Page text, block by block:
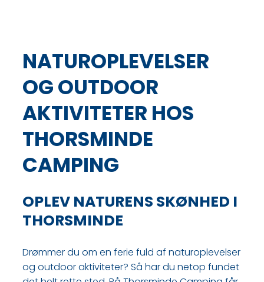
NATUROPLEVELSER
OG OUTDOOR
AKTIVITETER HOS
THORSMINDE
CAMPING
OPLEV NATURENS SKØNHED I
THORSMINDE
Drømmer du om en ferie fuld af naturoplevelser
og outdoor aktiviteter? Så har du netop fundet